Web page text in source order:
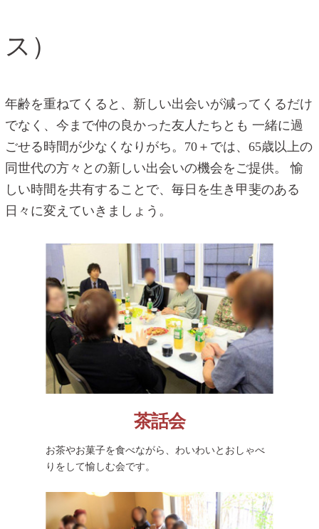
ス）
年齢を重ねてくると、新しい出会いが減ってくるだけ
でなく、今まで仲の良かった友人たちとも 一緒に過
ごせる時間が少なくなりがち。70＋では、65歳以上の
同世代の方々との新しい出会いの機会をご提供。
愉
しい時間を共有することで、毎日を生き甲斐のある
日々に変えていきましょう。
茶話会
お茶やお菓子を食べながら、わいわいとおしゃべ
りをして愉しむ会です。